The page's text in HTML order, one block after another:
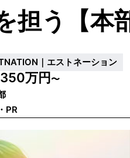
担う【本
｜エストネーション
350万円〜
PR